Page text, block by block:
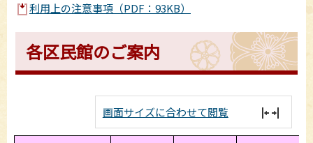
利用上の注意事項（PDF：93KB）
各区民館のご案内
画面サイズに合わせて閲覧